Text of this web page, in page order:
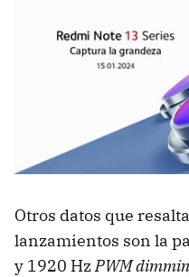
Otros datos que
lanzamientos son la
y 1920 Hz PWM